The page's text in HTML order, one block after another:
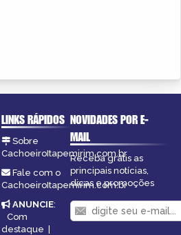
LINKS RÁPIDOS
Sobre
CachoeiroItapemirim.com.br
Fale com o
CachoeiroItapemirim.com.br
ANUNCIE:
Com
destaque |
NOVIDADES POR E-
MAIL
Receba grátis as
principais notícias,
dicas e promoções